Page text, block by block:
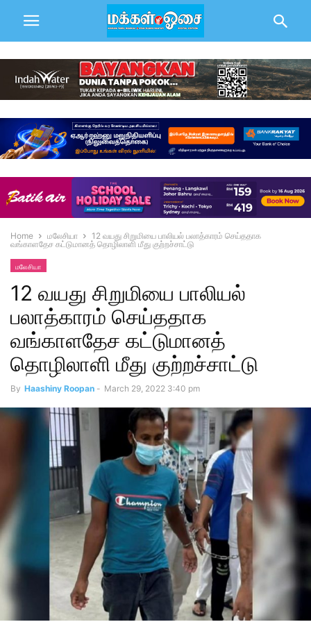
Home மலேசியா
12 வயது சிறுமியை பாலியல் பலாத்காரம் செய்ததாக
வங்காளதேச கட்டுமானத் தொழிலாளி மீது குற்றச்சாட்டு
மலேசியா
12 வயது சிறுமியை பாலியல்
பலாத்காரம் செய்ததாக
வங்காளதேச கட்டுமானத்
தொழிலாளி மீது குற்றச்சாட்டு
By Haashiny Roopan - March 29, 2022 3:40 pm